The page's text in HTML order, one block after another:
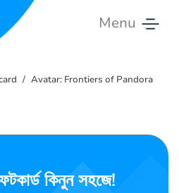
Menu
Avatar: Frontiers of Pandora
কিনুন সহজে!